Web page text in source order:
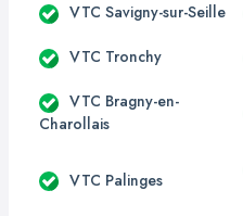
VTC Savigny-sur-Seille
VTC Tronchy
VTC Bragny-en-
Charollais
VTC Palinges